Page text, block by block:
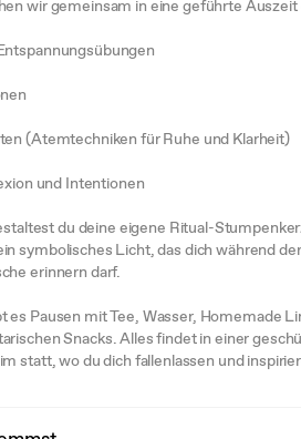
wir gemeinsam in eine geführte Auszeit
(Atemtechniken für Ruhe und Klarheit)
und Intentionen
du deine eigene Ritual-
symbolisches Licht, das dich während
erinnern darf.
es Pausen mit Tee, Wasser, Homemade
Snacks. Alles findet in einer
statt, wo du dich fallenlassen und